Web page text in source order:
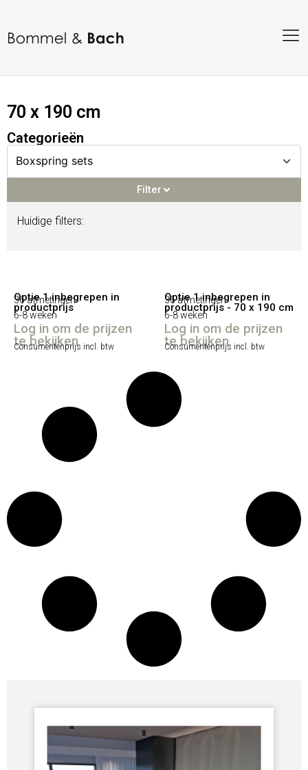
70 x 190 cm
Categorieën
Filter
Huidige filters:
Optie 1 inbegrepen in
productprijs
36 afmetingen
6-8 weken
Log in om de prijzen
te bekijken
Consumentenprijs incl. btw
Optie 1 inbegrepen in
productprijs - 70 x 190 cm
36 afmetingen
6-8 weken
Log in om de prijzen
te bekijken
Consumentenprijs incl. btw